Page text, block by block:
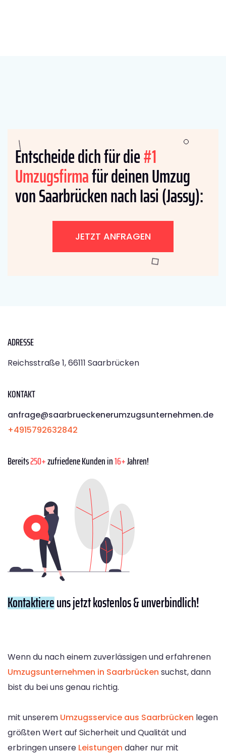
Entscheide dich für die#1
Umzugsfirmafür deinen Umzug
von Saarbrücken nach Iasi (Jassy):
JETZT ANFRAGEN
ADRESSE
Reichsstraße 1, 66111 Saarbrücken
KONTAKT
anfrage@saarbrueckenerumzugsunternehmen.de
+4915792632842
Bereits250+zufriedene Kunden in16+Jahren!
Kontaktiereuns jetzt kostenlos & unverbindlich!
Wenn du nach einem zuverlässigen und erfahrenen
Umzugsunternehmen in Saarbrücken suchst, dann
bist du bei uns genau richtig.
mit unserem Umzugsservice aus Saarbrücken legen
größten Wert auf Sicherheit und Qualität und
erbringen unsere Leistungen daher nur mit